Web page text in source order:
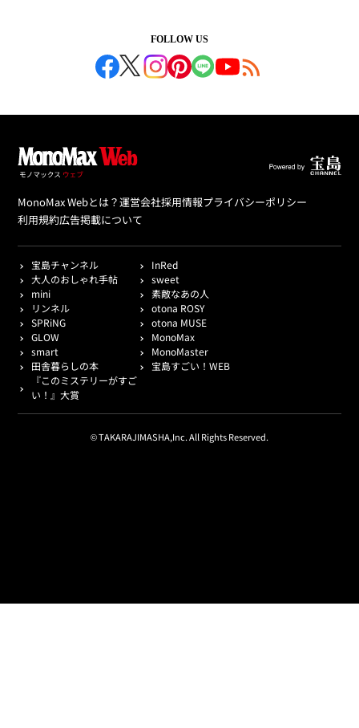
FOLLOW US
MonoMax Webとは？運営会社採用情報プライバシーポリシー
利用規約広告掲載について
宝島チャンネル
InRed
大人のおしゃれ手帖
sweet
mini
素敵なあの人
リンネル
otona ROSY
SPRiNG
otona MUSE
GLOW
MonoMax
smart
MonoMaster
田舎暮らしの本
宝島すごい！WEB
『このミステリーがすご
い！』大賞
© TAKARAJIMASHA,Inc. All Rights Reserved.